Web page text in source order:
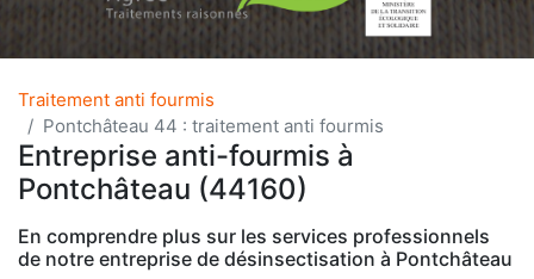
Traitement anti fourmis
Pontchâteau 44 : traitement anti fourmis
Entreprise anti-fourmis à
Pontchâteau (44160)
En comprendre plus sur les services professionnels
de notre entreprise de désinsectisation à Pontchâteau